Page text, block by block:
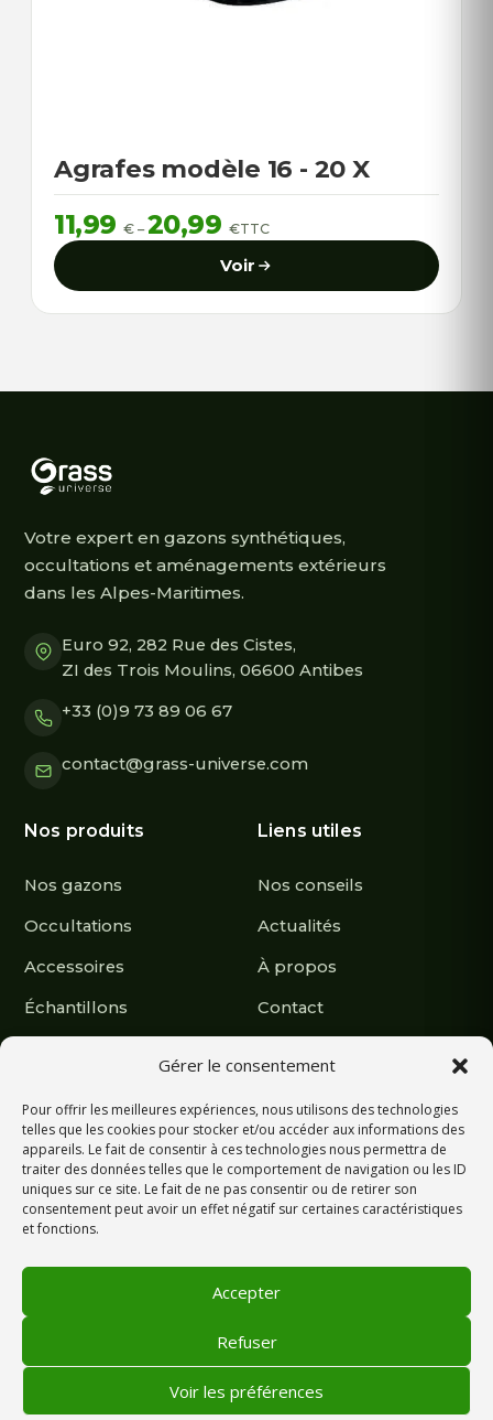
Gérer le consentement
Pour offrir les meilleures expériences, nous utilisons des technologies
telles que les cookies pour stocker et/ou accéder aux informations des
appareils. Le fait de consentir à ces technologies nous permettra de
traiter des données telles que le comportement de navigation ou les ID
uniques sur ce site. Le fait de ne pas consentir ou de retirer son
consentement peut avoir un effet négatif sur certaines caractéristiques
et fonctions.
Accepter
Refuser
Voir les préférences
Agrafes modèle 16 - 20 X
11,99€–20,99 €
Plage
de
prix :
11,99 €
à
20,99 €
TTC
Voir
Votre expert en gazons synthétiques,
occultations et aménagements extérieurs
dans les Alpes-Maritimes.
Euro 92, 282 Rue des Cistes,
ZI des Trois Moulins, 06600 Antibes
+33 (0)9 73 89 06 67
contact@grass-universe.com
Nos produits
Nos gazons
Occultations
Accessoires
Échantillons
Liens utiles
Nos conseils
Actualités
À propos
Contact
Retrouvez nos réalisations et actualités.
Écrivez-nous sur WhatsApp
© 2026 Grass Universe — Tous droits réservés